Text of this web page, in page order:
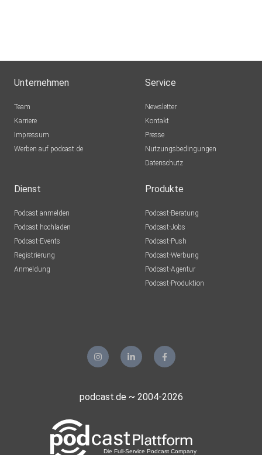
Unternehmen
Team
Karriere
Impressum
Werben auf podcast.de
Service
Newsletter
Kontakt
Presse
Nutzungsbedingungen
Datenschutz
Dienst
Podcast anmelden
Podcast hochladen
Podcast-Events
Registrierung
Anmeldung
Produkte
Podcast-Beratung
Podcast-Jobs
Podcast-Push
Podcast-Werbung
Podcast-Agentur
Podcast-Produktion
podcast.de ~ 2004-2026